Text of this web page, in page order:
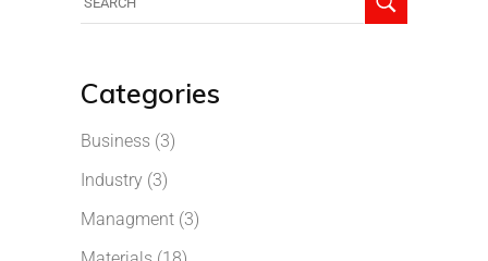
Categories
Business (3)
Industry (3)
Managment (3)